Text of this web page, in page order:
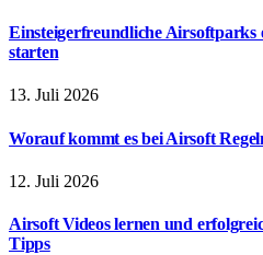
Einsteigerfreundliche Airsoftparks
starten
13. Juli 2026
Worauf kommt es bei Airsoft
12. Juli 2026
Airsoft Videos lernen und
Tipps